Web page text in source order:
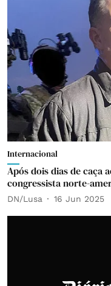
Internacional
Após dois dias de caça
congressista norte-
DN/Lusa 16 Jun 2025